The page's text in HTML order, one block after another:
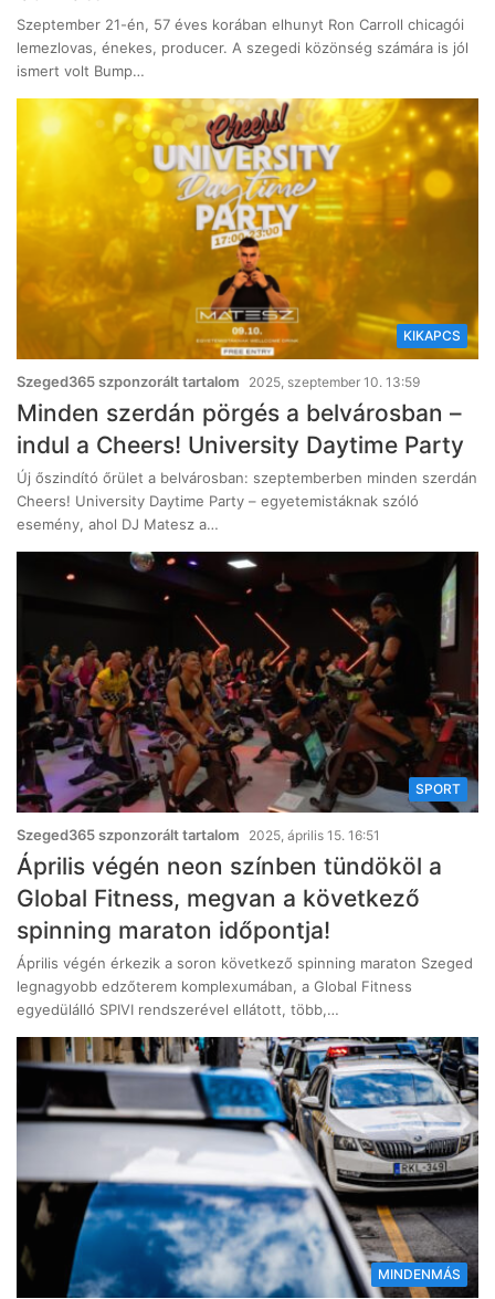
Szeptember 21-én, 57 éves korában elhunyt Ron Carroll chicagói
lemezlovas, énekes, producer. A szegedi közönség számára is jól
ismert volt Bump…
KIKAPCS
Szeged365 szponzorált tartalom 2025, szeptember 10. 13:59
Minden szerdán pörgés a belvárosban –
indul a Cheers! University Daytime Party
Új őszindító őrület a belvárosban: szeptemberben minden szerdán
Cheers! University Daytime Party – egyetemistáknak szóló
esemény, ahol DJ Matesz a…
SPORT
Szeged365 szponzorált tartalom 2025, április 15. 16:51
Április végén neon színben tündököl a
Global Fitness, megvan a következő
spinning maraton időpontja!
Április végén érkezik a soron következő spinning maraton Szeged
legnagyobb edzőterem komplexumában, a Global Fitness
egyedülálló SPIVI rendszerével ellátott, több,…
MINDENMÁS